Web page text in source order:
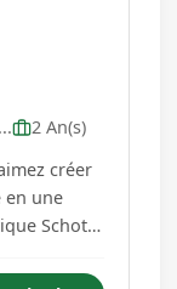
2 An(s)
créer
en une
Schott,
par la